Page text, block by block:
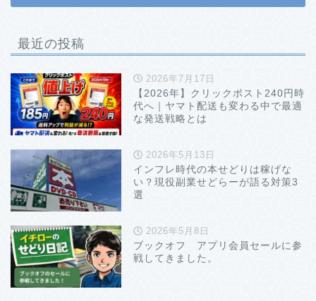
最近の投稿
2026年7月17日
【2026年】クリックポスト240円時
代へ｜ヤマト配送も変わる中で最適
な発送戦略とは
2026年5月13日
インフレ時代の本せどりは稼げな
い？現役副業せどらーが語る対策3
選
2026年5月8日
ブックオフ アプリ会員セールに参
戦してきました。